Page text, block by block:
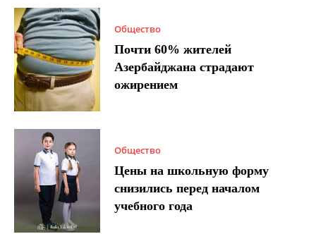
Общество
Почти 60% жителей
Азербайджана страдают
ожирением
Общество
Цены на школьную форму
снизились перед началом
учебного года